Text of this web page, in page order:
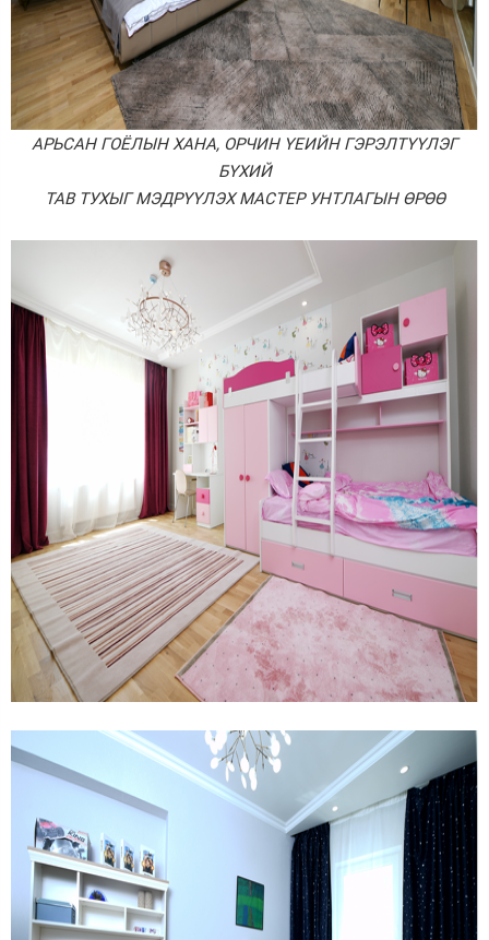
АРЬСАН ГОЁЛЫН ХАНА, ОРЧИН ҮЕИЙН ГЭРЭЛТҮҮЛЭГ
БҮХИЙ
ТАВ ТУХЫГ МЭДРҮҮЛЭХ МАСТЕР УНТЛАГЫН ӨРӨӨ